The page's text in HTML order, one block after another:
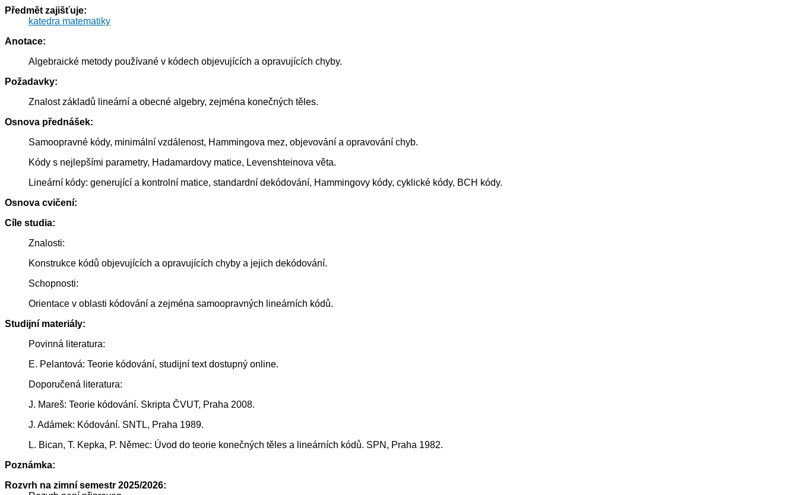
Předmět zajišťuje:
katedra matematiky
Anotace:
Algebraické metody používané v kódech objevujících a opravujících chyby.
Požadavky:
Znalost základů lineární a obecné algebry, zejména konečných těles.
Osnova přednášek:
Samoopravné kódy, minimální vzdálenost, Hammingova mez, objevování a opravování chyb.
Kódy s nejlepšími parametry, Hadamardovy matice, Levenshteinova věta.
Lineární kódy: generující a kontrolní matice, standardní dekódování, Hammingovy kódy, cyklické kódy, BCH kódy.
Osnova cvičení:
Cíle studia:
Znalosti:
Konstrukce kódů objevujících a opravujících chyby a jejich dekódování.
Schopnosti:
Orientace v oblasti kódování a zejména samoopravných lineárních kódů.
Studijní materiály:
Povinná literatura:
E. Pelantová: Teorie kódování, studijní text dostupný online.
Doporučená literatura:
J. Mareš: Teorie kódování. Skripta ČVUT, Praha 2008.
J. Adámek: Kódování. SNTL, Praha 1989.
L. Bican, T. Kepka, P. Němec: Úvod do teorie konečných těles a lineárních kódů. SPN, Praha 1982.
Poznámka:
Rozvrh na zimní semestr 2025/2026: